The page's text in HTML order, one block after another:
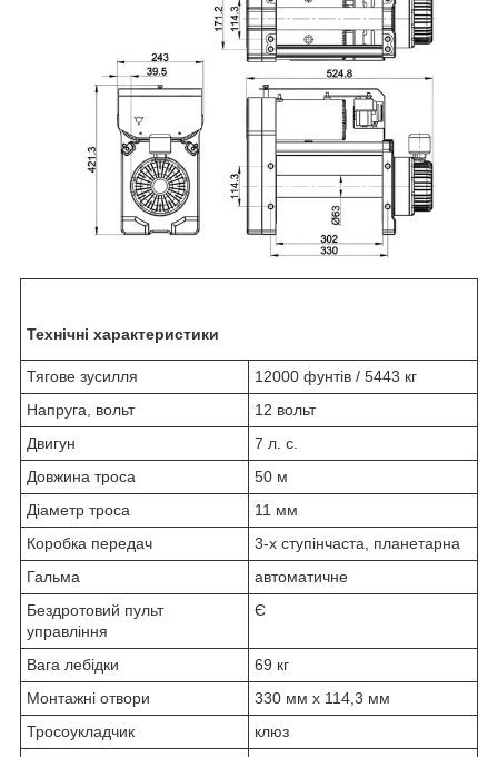
Технічні характеристики
Тягове зусилля
12000 фунтів / 5443 кг
Напруга, вольт
12 вольт
Двигун
7 л. с.
Довжина троса
50 м
Діаметр троса
11 мм
Коробка передач
3-х ступінчаста, планетарна
Гальма
автоматичне
Бездротовий пульт
управління
Є
Вага лебідки
69 кг
Монтажні отвори
330 мм х 114,3 мм
Тросоукладчик
клюз